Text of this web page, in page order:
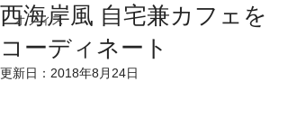
オフィス
西海岸風 自宅兼カフェを
コーディネート
更新日： 2018年8月24日